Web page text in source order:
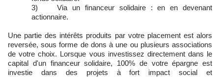
3) Via un financeur solidaire : en en devenant
actionnaire.
Une partie des intérêts produits par votre placement est alors
reversée, sous forme de dons à une ou plusieurs associations
de votre choix. Lorsque vous investissez directement dans le
capital d'un financeur solidaire, 100% de votre épargne est
investie dans des projets à fort impact social et